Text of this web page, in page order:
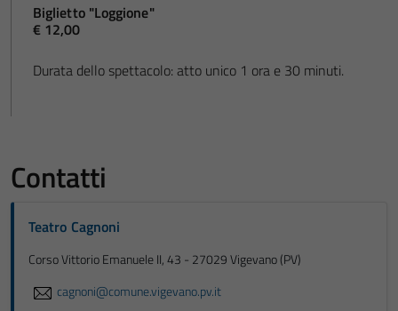
Biglietto "Loggione"
€ 12,00
Durata dello spettacolo: atto unico 1 ora e 30 minuti.
Contatti
Teatro Cagnoni
Corso Vittorio Emanuele II, 43 - 27029 Vigevano (PV)
cagnoni@comune.vigevano.pv.it